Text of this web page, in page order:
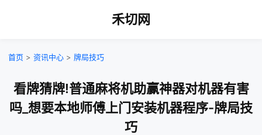
禾切网
首页 > 资讯中心 > 牌局技巧
看牌猜牌!普通麻将机助赢神器对机器有害
吗_想要本地师傅上门安装机器程序-牌局技
巧